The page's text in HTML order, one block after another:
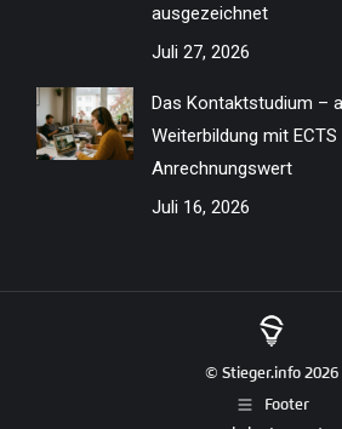
ausgezeichnet
Juli 27, 2026
Das Kontaktstudium –
Weiterbildung mit
Anrechnungswert
Juli 16, 2026
© Stieger.info 2026
Footer